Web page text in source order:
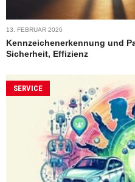
13. FEBRUAR 2026
Kennzeichenerkennung und
Sicherheit, Effizienz
SERVICE